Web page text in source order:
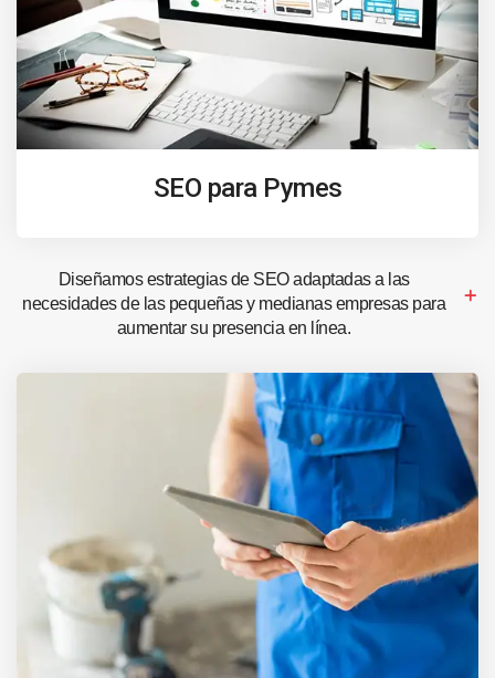
SEO para Pymes
Diseñamos estrategias de SEO adaptadas a las
necesidades de las pequeñas y medianas empresas para
aumentar su presencia en línea.